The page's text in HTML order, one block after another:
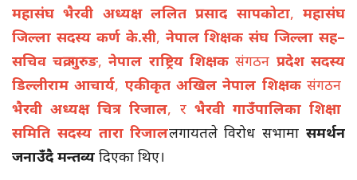
महासंघ भैरवी अध्यक्ष ललित प्रसाद सापकोटा,महासंघ
जिल्ला सदस्य कर्ण के.सी, नेपाल शिक्षक संघ जिल्ला सह–
सचिव चक्र गुरुङ,नेपाल राष्ट्रिय शिक्षकसंगठन प्रदेश सदस्य
डिल्लीराम आचार्य, एकीकृत अखिल नेपाल शिक्षकसंगठन
भैरवी अध्यक्ष चित्र रिजाल, र भैरवी गाउँपालिका शिक्षा
समिति सदस्य तारा रिजाललगायतले विरोध सभामा समर्थन
जनाउँदै मन्तव्य दिएका थिए।